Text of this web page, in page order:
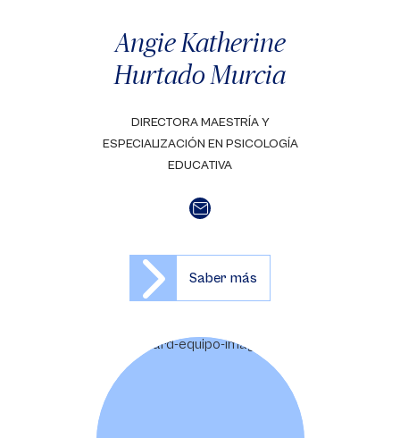
Angie Katherine
Hurtado Murcia
DIRECTORA MAESTRÍA Y
ESPECIALIZACIÓN EN PSICOLOGÍA
EDUCATIVA
Saber más